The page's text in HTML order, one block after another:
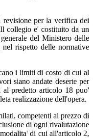
per la verifica dei
collegio e' costituito da un
del Ministero delle
rispetto delle normative
i limiti di costo di cui al
siano andate deserte per
al predetto articolo 18 puo'
realizzazione dell'opera.
competenti al prezzo di
di ogni rivalutazione
di cui all'articolo 2,